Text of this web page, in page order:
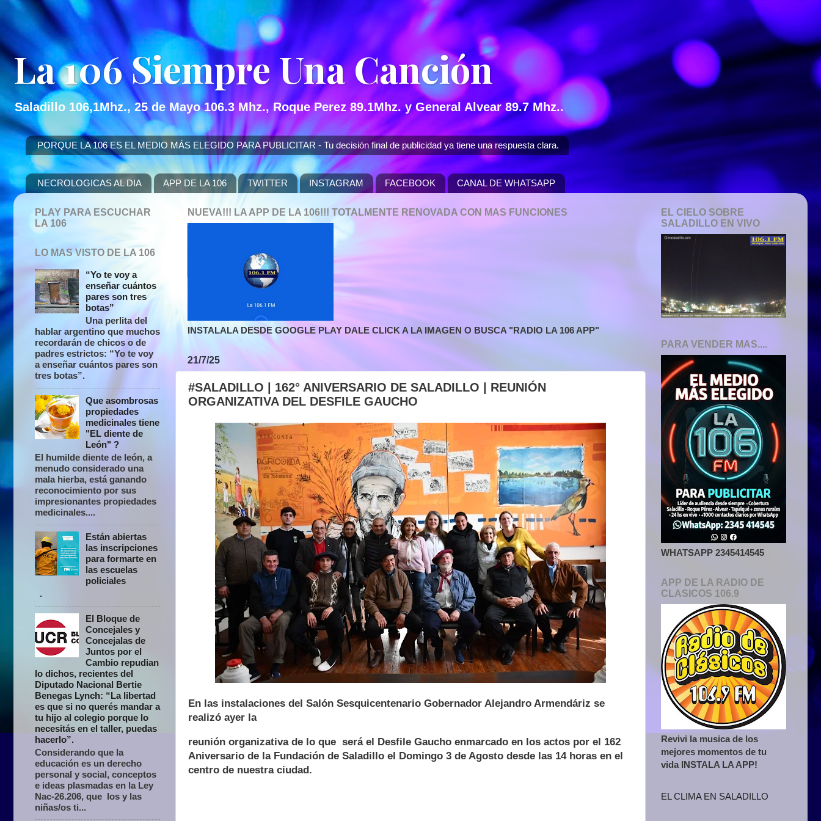
La 106 Siempre Una Canción
Saladillo 106,1Mhz., 25 de Mayo 106.3 Mhz., Roque Perez 89.1Mhz. y General Alvear 89.7 Mhz..
PORQUE LA 106 ES EL MEDIO MÁS ELEGIDO PARA PUBLICITAR - Tu decisión final de publicidad ya tiene una respuesta clara.
NECROLOGICAS AL DIA APP DE LA 106 TWITTER INSTAGRAM FACEBOOK CANAL DE WHATSAPP
NUEVA!!! LA APP DE LA 106!!! TOTALMENTE RENOVADA CON MAS FUNCIONES
INSTALALA DESDE GOOGLE PLAY DALE CLICK A LA IMAGEN O BUSCA "RADIO LA 106 APP"
21/7/25
#SALADILLO | 162° ANIVERSARIO DE SALADILLO | REUNIÓN
ORGANIZATIVA DEL DESFILE GAUCHO
En las instalaciones del Salón Sesquicentenario Gobernador Alejandro Armendáriz se
realizó ayer la
reunión organizativa de lo que será el Desfile Gaucho enmarcado en los actos por el 162
Aniversario de la Fundación de Saladillo el Domingo 3 de Agosto desde las 14 horas en el
centro de nuestra ciudad.
PLAY PARA ESCUCHAR
LA 106
LO MAS VISTO DE LA 106
“Yo te voy a
enseñar cuántos
pares son tres
botas”
Una perlita del
hablar argentino que muchos
recordarán de chicos o de
padres estrictos: “Yo te voy
a enseñar cuántos pares son
tres botas”.
Que asombrosas
propiedades
medicinales tiene
"EL diente de
León" ?
El humilde diente de león, a
menudo considerado una
mala hierba, está ganando
reconocimiento por sus
impresionantes propiedades
medicinales....
Están abiertas
las inscripciones
para formarte en
las escuelas
policiales
.
El Bloque de
Concejales y
Concejalas de
Juntos por el
Cambio repudian
lo dichos, recientes del
Diputado Nacional Bertie
Benegas Lynch: “La libertad
es que si no querés mandar a
tu hijo al colegio porque lo
necesitás en el taller, puedas
hacerlo”.
Considerando que la
educación es un derecho
personal y social, conceptos
e ideas plasmadas en la Ley
Nac-26.206, que los y las
niñas/os ti...
EL CIELO SOBRE
SALADILLO EN VIVO
PARA VENDER MAS....
WHATSAPP 2345414545
APP DE LA RADIO DE
CLASICOS 106.9
Revivi la musica de los
mejores momentos de tu
vida INSTALA LA APP!
EL CLIMA EN SALADILLO